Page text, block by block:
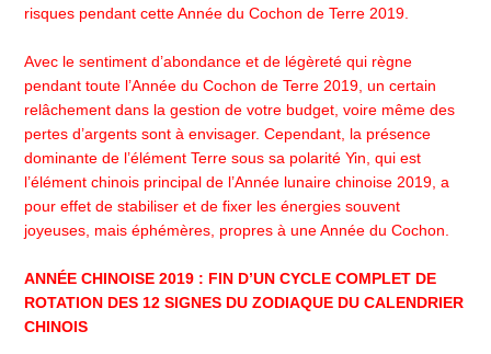
risques pendant cette Année du Cochon de Terre 2019.
Avec le sentiment d’abondance et de légèreté qui règne
pendant toute l’Année du Cochon de Terre 2019, un certain
relâchement dans la gestion de votre budget, voire même des
pertes d’argents sont à envisager. Cependant, la présence
dominante de l’élément Terre sous sa polarité Yin, qui est
l’élément chinois principal de l’Année lunaire chinoise 2019, a
pour effet de stabiliser et de fixer les énergies souvent
joyeuses, mais éphémères, propres à une Année du Cochon.
ANNÉE CHINOISE 2019 : FIN D’UN CYCLE COMPLET DE
ROTATION DES 12 SIGNES DU ZODIAQUE DU CALENDRIER
CHINOIS